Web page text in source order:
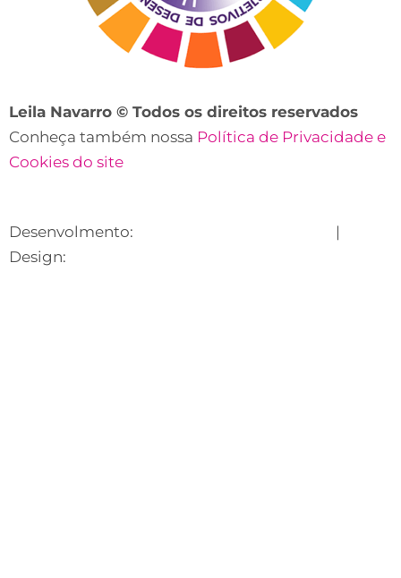
Leila Navarro © Todos os direitos reservados
Conheça também nossa Política de Privacidade e
Cookies do site
Desenvolmento:
|
Design: